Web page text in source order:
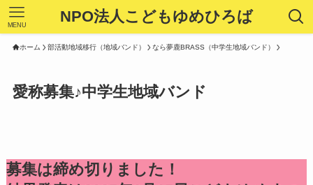
NPO法人こどもゆめひろば
MENU
ホーム 部活動地域移行（地域バンド） なら夢鹿BRASS（中学生地域バンド）
愛称募集♪中学生地域バンド
募集は締め切りました！